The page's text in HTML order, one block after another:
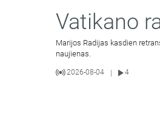
Vatikano
Marijos Radijas kasdien
naujienas.
2026-08-04 4